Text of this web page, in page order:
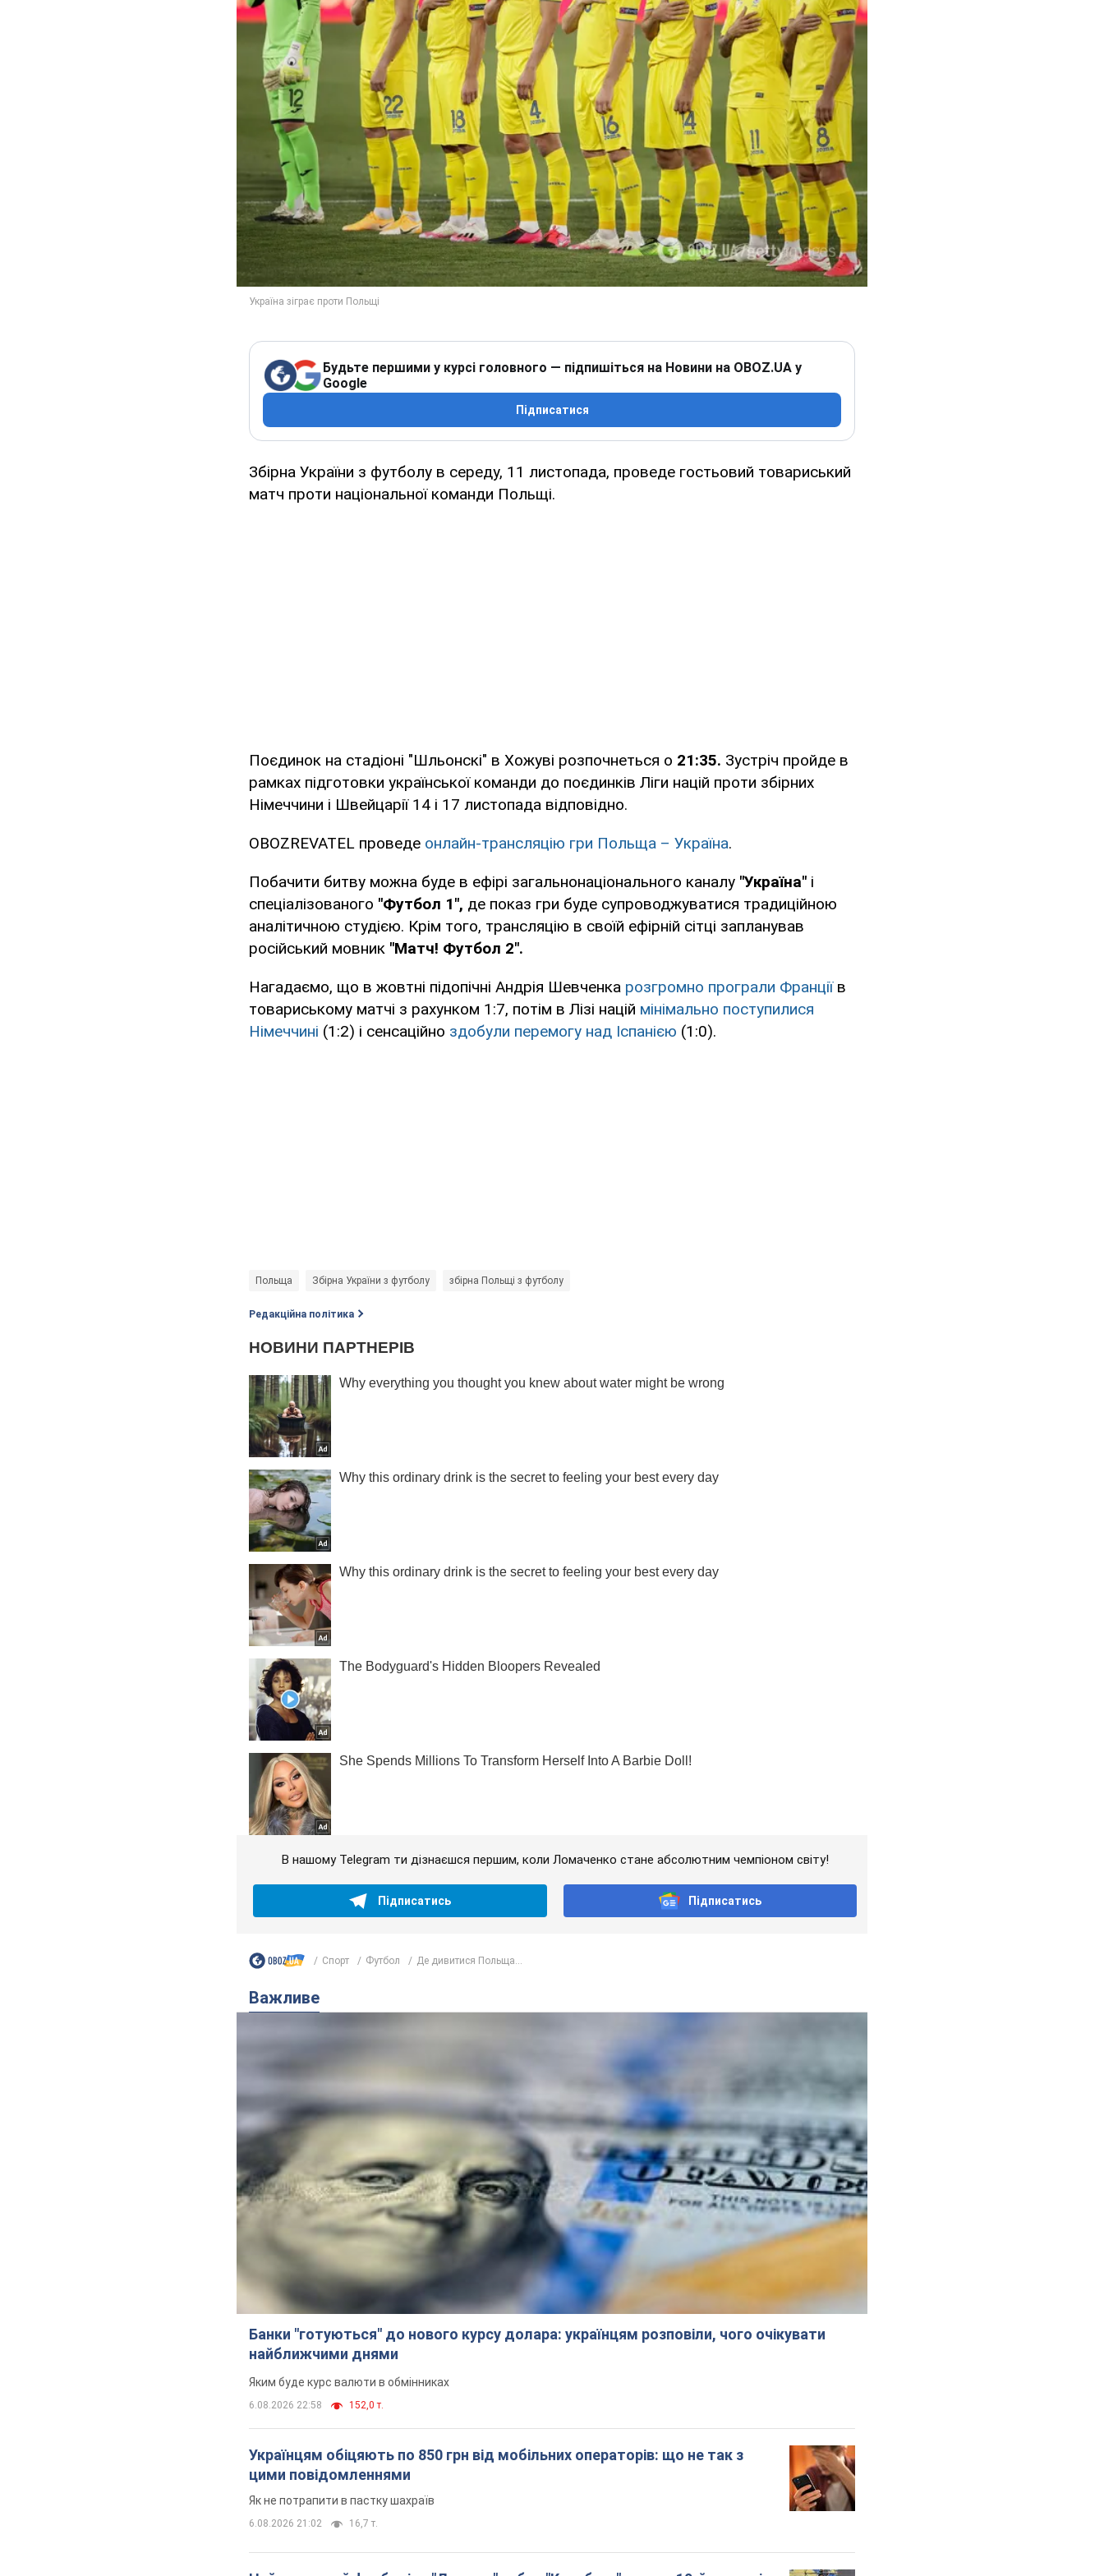
Будьте першими у курсі головного — підпишіться на Новини на OBOZ.UA у
Google
Підписатися
Збірна України з футболу в середу, 11 листопада, проведе гостьовий товариський
матч проти національної команди Польщі.
Поєдинок на стадіоні "Шльонскі" в Хожуві розпочнеться о 21:35. Зустріч пройде в
рамках підготовки української команди до поєдинків Ліги націй проти збірних
Німеччини і Швейцарії 14 і 17 листопада відповідно.
OBOZREVATEL проведе онлайн-трансляцію гри Польща – Україна.
Побачити битву можна буде в ефірі загальнонаціонального каналу "Україна" і
спеціалізованого "Футбол 1", де показ гри буде супроводжуватися традиційною
аналітичною студією. Крім того, трансляцію в своїй ефірній сітці запланував
російський мовник "Матч! Футбол 2".
Нагадаємо, що в жовтні підопічні Андрія Шевченка розгромно програли Франціїв
товариському матчі з рахунком 1:7, потім в Лізі націй мінімально поступилися
Німеччині (1:2) і сенсаційно здобули перемогу над Іспанією (1:0).
Польща Збірна України з футболу збірна Польщі з футболу
Редакційна політика
В нашому Telegram ти дізнаєшся першим, коли Ломаченко стане абсолютним чемпіоном світу!
Підписатись Підписатись
Спорт Футбол Де дивитися Польща...
Важливе
Банки "готуються" до нового курсу долара: українцям розповіли, чого очікувати
найближчими днями
Яким буде курс валюти в обмінниках
6.08.2026 22:58 152,0 т.
Українцям обіцяють по 850 грн від мобільних операторів: що не так з
цими повідомленнями
Як не потрапити в пастку шахраїв
6.08.2026 21:02 16,7 т.